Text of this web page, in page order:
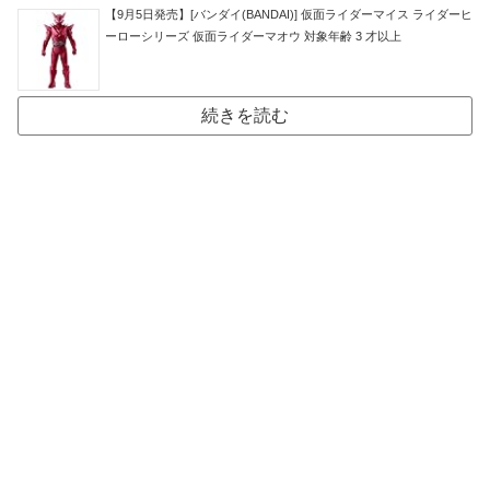
【9月5日発売】[バンダイ(BANDAI)] 仮面ライダーマイス ライダーヒ
ーローシリーズ 仮面ライダーマオウ 対象年齢 3 才以上
続きを読む